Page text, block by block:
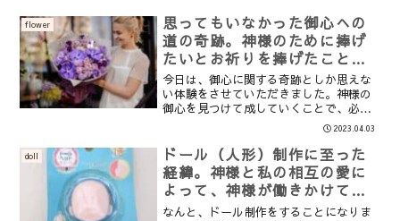
flower
思ってもいなかった御心への
道の奇跡。神様のために捧げ
たいとお祈りを捧げたことで
今まで気付かなかった事に目
を見開いて下さりました。
今日は、御心に関する奇跡としか思えな
い体験をさせていただきました。神様の
御心を見つけて成していくことで、必要
なもの全てを神様は与えてくださり、私
達人間にとっても本当に生きがいがある
人生を送れるのだと改めて実感しまし
た。多くの人達が神様を愛し...
2023.04.03
doll
ドール（人形）制作に至った
経緯。神様と私の相互の愛に
よって、神様が働きかけて下
さった数々の出来事。
なんと、ドール制作をすることになりま